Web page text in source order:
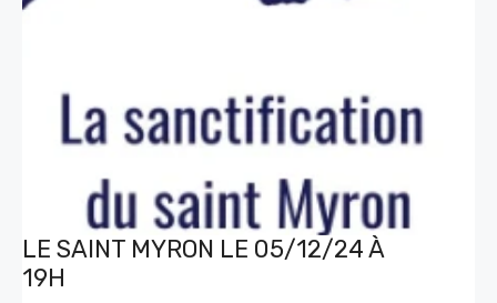
LE SAINT MYRON LE 05/12/24 À
19H